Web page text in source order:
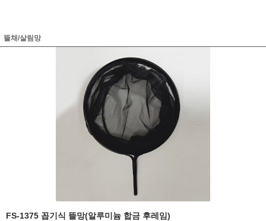
뜰채/살림망
FS-1375 꼽기식 뜰망(알루미늄 합금 후레임)